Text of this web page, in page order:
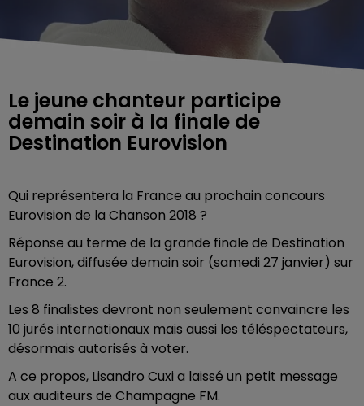
Le jeune chanteur participe
demain soir à la finale de
Destination Eurovision
Qui représentera la France au prochain concours
Eurovision de la Chanson 2018 ?
Réponse au terme de la grande finale de Destination
Eurovision, diffusée demain soir (samedi 27 janvier) sur
France 2.
Les 8 finalistes devront non seulement convaincre les
10 jurés internationaux mais aussi les téléspectateurs,
désormais autorisés à voter.
A ce propos, Lisandro Cuxi a laissé un petit message
aux auditeurs de Champagne FM.